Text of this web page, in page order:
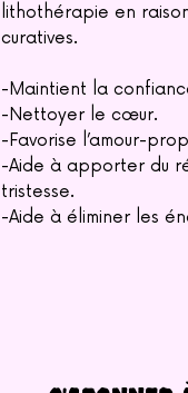
lithothérapie en
curatives.
-Maintient la
-Nettoyer le cœur.
-Favorise l’amour-
-Aide à apporter du
tristesse.
-Aide à éliminer les